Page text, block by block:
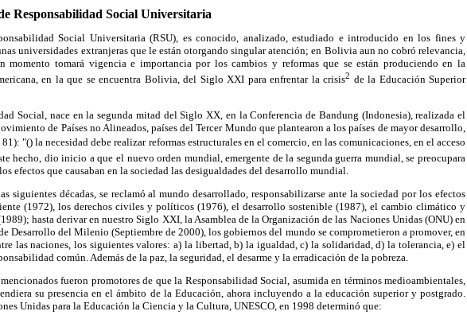
Responsabilidad Social Universitaria
Social Universitaria (RSU), es conocido, analizado, estudiado e introducido en los fines y
universidades extranjeras que le están otorgando singular atención; en Bolivia aun no cobró relevancia,
momento tomará vigencia e importancia por los cambios y reformas que se están produciendo en la
en la que se encuentra Bolivia, del Siglo XXI para enfrentar la crisis2 de la Educación Superior
Social, nace en la segunda mitad del Siglo XX, en la Conferencia de Bandung (Indonesia), realizada el
de Países no Alineados, países del Tercer Mundo que plantearon a los países de mayor desarrollo,
"() la necesidad debe realizar reformas estructurales en el comercio, en las comunicaciones, en el acceso
hecho, dio inicio a que el nuevo orden mundial, emergente de la segunda guerra mundial, se preocupara
efectos que causaban en la sociedad las desigualdades del desarrollo mundial.
siguientes décadas, se reclamó al mundo desarrollado, responsabilizarse ante la sociedad por los efectos
(1972), los derechos civiles y políticos (1976), el desarrollo sostenible (1987), el cambio climático y
hasta derivar en nuestro Siglo XXI, la Asamblea de la Organización de las Naciones Unidas (ONU) en
Desarrollo del Milenio (Septiembre de 2000), los gobiernos del mundo se comprometieron a promover, en
las naciones, los siguientes valores: a) la libertad, b) la igualdad, c) la solidaridad, d) la tolerancia, e) el
común. Además de la paz, la seguridad, el desarme y la erradicación de la pobreza.
fueron promotores de que la Responsabilidad Social, asumida en términos medioambientales,
su presencia en el ámbito de la Educación, ahora incluyendo a la educación superior y postgrado.
Unidas para la Educación la Ciencia y la Cultura, UNESCO, en 1998 determinó que: